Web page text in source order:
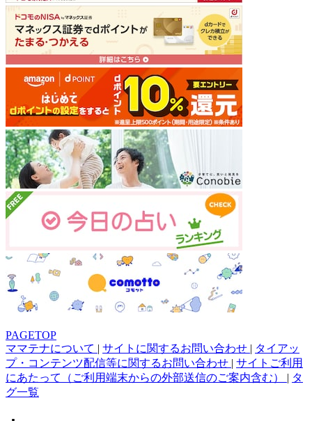
PAGETOP
ママテナについて | サイトに関するお問い合わせ | タイアッ
プ・コンテンツ配信等に関するお問い合わせ | サイトご利用
にあたって（ご利用端末からの外部送信のご案内含む） | タ
グ一覧